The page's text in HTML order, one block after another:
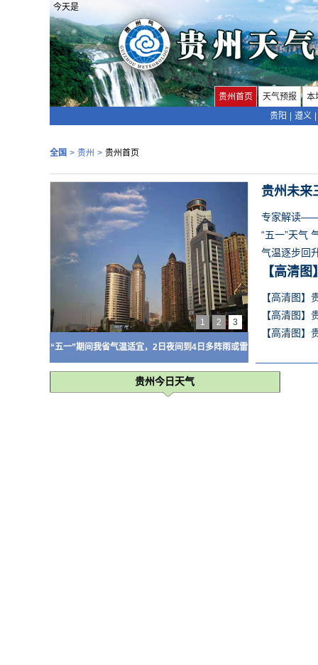
今天是
贵州首页 天气预报
本
贵阳
遵义
全国 > 贵州 > 贵州首页
1 2 3
“五一”期间我省气温适宜，2日夜间到4日多阵雨或雷
雨
贵州未来
专家解读——
“五一”天气
气温逐步回
【高清
【高清图】
【高清图】
【高清图】
贵州今日天气